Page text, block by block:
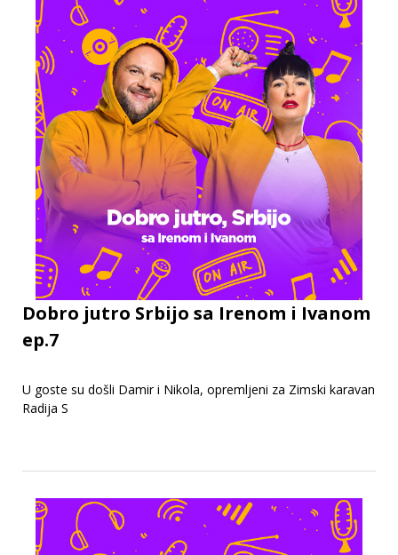
Dobro jutro Srbijo sa Irenom i Ivanom
ep.7
U goste su došli Damir i Nikola, opremljeni za Zimski karavan
Radija S